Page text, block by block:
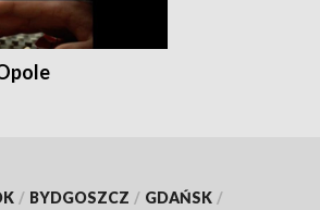
/ BYDGOSZCZ / GDAŃSK /